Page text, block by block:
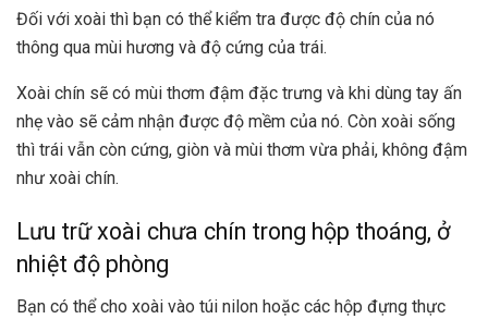
Đối với xoài thì bạn có thể kiểm tra được độ chín của nó
thông qua mùi hương và độ cứng của trái.
Xoài chín sẽ có mùi thơm đậm đặc trưng và khi dùng tay ấn
nhẹ vào sẽ cảm nhận được độ mềm của nó. Còn xoài sống
thì trái vẫn còn cứng, giòn và mùi thơm vừa phải, không đậm
như xoài chín.
Lưu trữ xoài chưa chín trong hộp thoáng, ở
nhiệt độ phòng
Bạn có thể cho xoài vào túi nilon hoặc các hộp đựng thực